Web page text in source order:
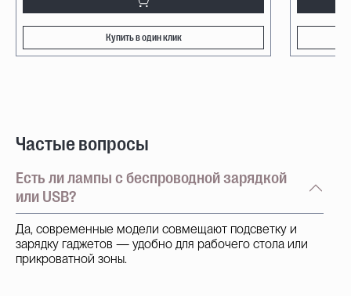
Купить в один клик
Частые вопросы
Есть ли лампы с беспроводной зарядкой
или USB?
Да, современные модели совмещают подсветку и
зарядку гаджетов — удобно для рабочего стола или
прикроватной зоны.